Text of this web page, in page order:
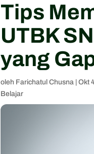
Tips
UTBK
yang
oleh Farichatul Chusna |Okt
Belajar